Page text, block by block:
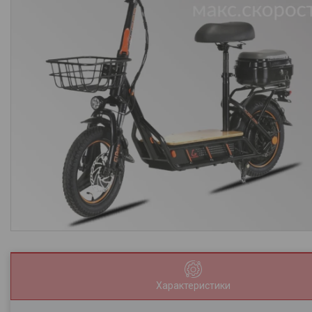
Характеристики